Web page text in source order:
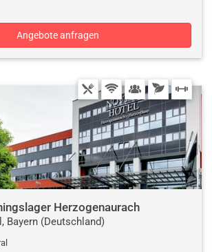
Angebote anfragen
Herzogenaurach
Bayern (Deutschland)